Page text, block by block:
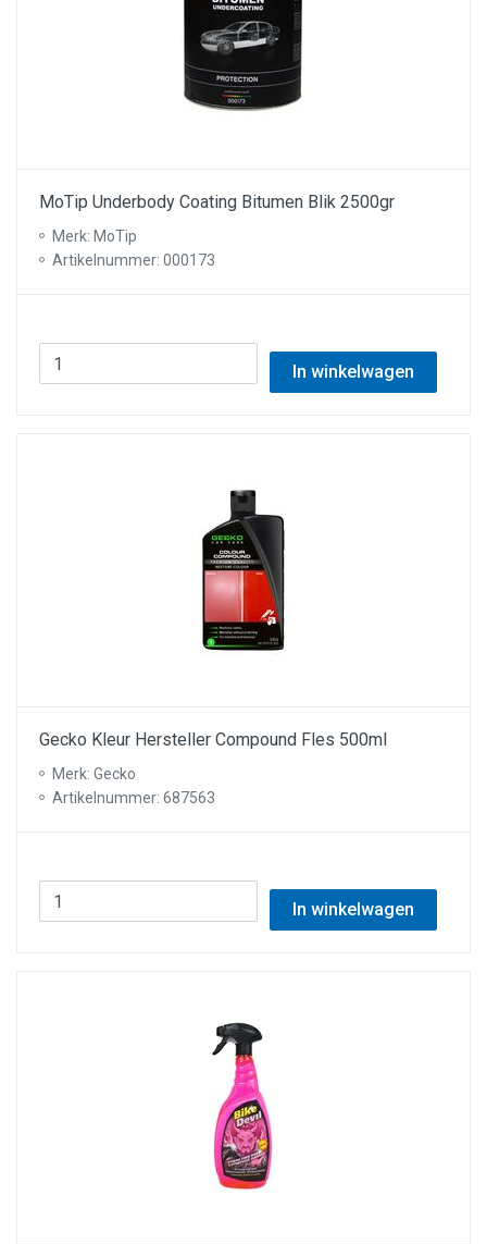
MoTip Underbody Coating Bitumen Blik 2500gr
Merk: MoTip
Artikelnummer: 000173
In winkelwagen
Gecko Kleur Hersteller Compound Fles 500ml
Merk: Gecko
Artikelnummer: 687563
In winkelwagen